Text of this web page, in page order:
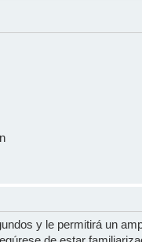
y le permitirá un